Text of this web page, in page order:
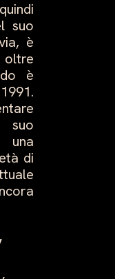
suo
è
oltre
è
una
di